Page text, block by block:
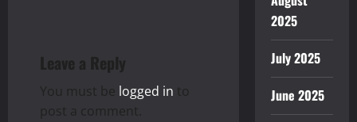
i
g
Leave a Reply
You must be logged in to
post a comment.
2025
July 2025
June 2025